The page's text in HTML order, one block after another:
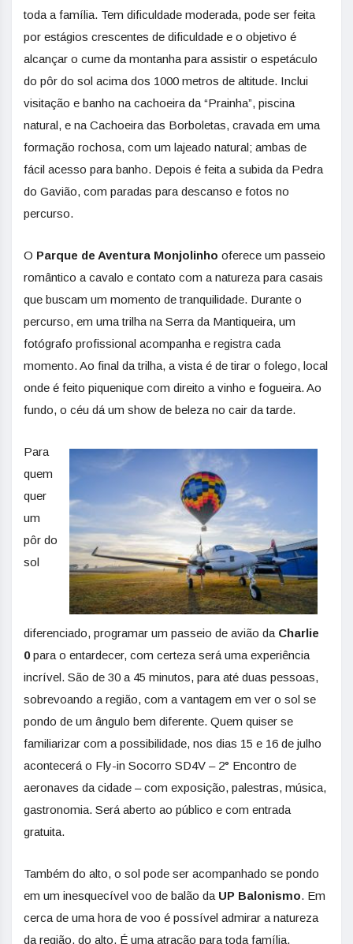
toda a família. Tem dificuldade moderada, pode ser feita
por estágios crescentes de dificuldade e o objetivo é
alcançar o cume da montanha para assistir o espetáculo
do pôr do sol acima dos 1000 metros de altitude. Inclui
visitação e banho na cachoeira da “Prainha”, piscina
natural, e na Cachoeira das Borboletas, cravada em uma
formação rochosa, com um lajeado natural; ambas de
fácil acesso para banho. Depois é feita a subida da Pedra
do Gavião, com paradas para descanso e fotos no
percurso.
O Parque de Aventura Monjolinho oferece um passeio
romântico a cavalo e contato com a natureza para casais
que buscam um momento de tranquilidade. Durante o
percurso, em uma trilha na Serra da Mantiqueira, um
fotógrafo profissional acompanha e registra cada
momento. Ao final da trilha, a vista é de tirar o folego, local
onde é feito piquenique com direito a vinho e fogueira. Ao
fundo, o céu dá um show de beleza no cair da tarde.
Para
quem
quer
um
pôr do
sol
diferenciado, programar um passeio de avião da Charlie
0para o entardecer, com certeza será uma experiência
incrível. São de 30 a 45 minutos, para até duas pessoas,
sobrevoando a região, com a vantagem em ver o sol se
pondo de um ângulo bem diferente. Quem quiser se
familiarizar com a possibilidade, nos dias 15 e 16 de julho
acontecerá o Fly-in Socorro SD4V – 2° Encontro de
aeronaves da cidade – com exposição, palestras, música,
gastronomia. Será aberto ao público e com entrada
gratuita.
Também do alto, o sol pode ser acompanhado se pondo
em um inesquecível voo de balão da UP Balonismo. Em
cerca de uma hora de voo é possível admirar a natureza
da região, do alto. É uma atração para toda família,